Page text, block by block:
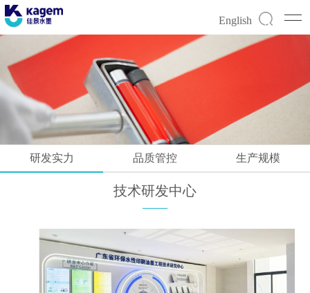
English
研发实力 品质管控 生产规模
技术研发中心